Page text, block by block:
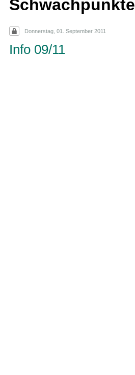
Schwachpunkte
Donnerstag, 01. September 2011
Info 09/11